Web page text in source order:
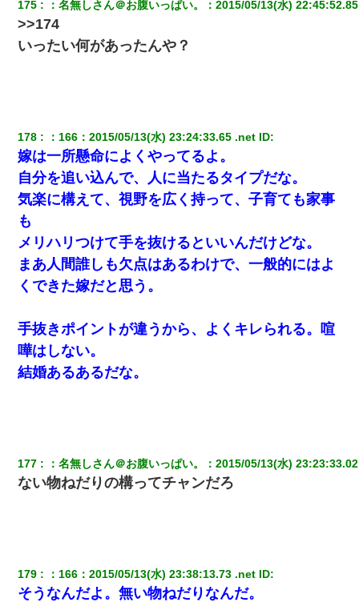
→思わず手を叩いて振り払ったら…
175 ：名無しさん＠お腹いっぱい。 ：2015/05/13(水)
>>174
いったい何があったんや？
178 ： 166 ：2015/05/13(水) 23:24:33.65 .net ID:
嫁は一所懸命によくやってるよ。
自分を追い込んで、人に当たるタイプだな。
気楽に構えて、視野を広く持って、子育ても家事
も
メリハリつけて手を抜けるといいんだけどな。
まあ人間誰しも欠点はあるわけで、一般的にはよ
くできた嫁だと思う。
手抜きポイントが違うから、よくキレられる。喧
嘩はしない。
結婚あるあるだな。
177 ：名無しさん＠お腹いっぱい。 ：2015/05/13(水)
ない物ねだりの構ってチャンだろ
179 ： 166 ：2015/05/13(水) 23:38:13.73 .net ID:
そうなんだよ。無い物ねだりなんだ。